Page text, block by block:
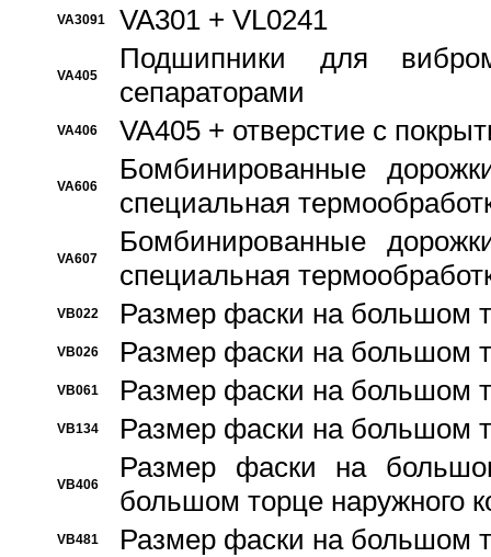
VA3091 VA301 + VL0241
VA405
Подшипники для
сепараторами
VA406 VA405 + отверстие с
VA606
Бомбинированные
специальная
VA607
Бомбинированные
специальная
VB022 Размер фаски на большом
VB026 Размер фаски на большом
VB061 Размер фаски на большом
VB134 Размер фаски на большом
VB406
Размер фаски на
большом торце наружного
VB481 Размер фаски на большом